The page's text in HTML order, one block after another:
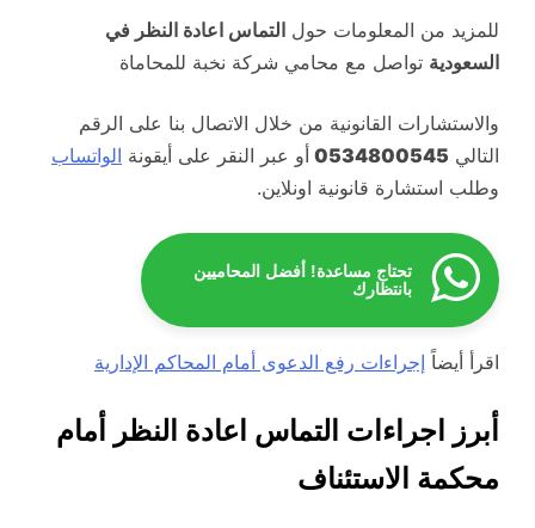
للمزيد من المعلومات حول التماس اعادة النظر في
السعودية تواصل مع محامي شركة نخبة للمحاماة
والاستشارات القانونية من خلال الاتصال بنا على الرقم
التالي 0534800545 أو عبر النقر على أيقونة الواتساب
وطلب استشارة قانونية اونلاين.
تحتاج مساعدة! أفضل المحاميين
بانتظارك
اقرأ أيضاً إجراءات رفع الدعوى أمام المحاكم الإدارية
أبرز اجراءات التماس اعادة النظر أمام
محكمة الاستئناف